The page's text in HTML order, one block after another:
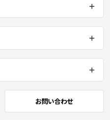
お問い合わせ